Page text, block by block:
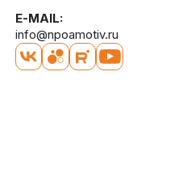
E-MAIL:
info@npoamotiv.ru